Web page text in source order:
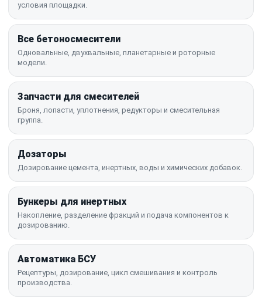
условия площадки.
Все бетоносмесители
Одновальные, двухвальные, планетарные и роторные
модели.
Запчасти для смесителей
Броня, лопасти, уплотнения, редукторы и смесительная
группа.
Дозаторы
Дозирование цемента, инертных, воды и химических добавок.
Бункеры для инертных
Накопление, разделение фракций и подача компонентов к
дозированию.
Автоматика БСУ
Рецептуры, дозирование, цикл смешивания и контроль
производства.